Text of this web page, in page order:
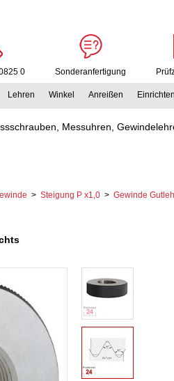
0 Sonderanfertigung
Lehren Winkel Anreißen Einrichten
Messuhren,
> Steigung P x1,0 > Gewinde